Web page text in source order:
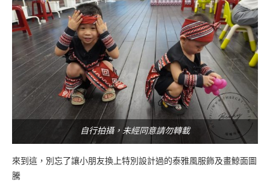
自行拍攝，未經同意請勿轉載
來到這，別忘了讓小朋友換上特別設計過的泰雅風服飾及畫鯨面圖
騰